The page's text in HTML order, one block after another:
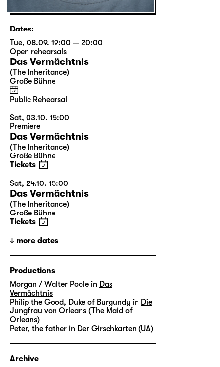
Dates:
Tue, 08.09. 19:00 — 20:00
Open rehearsals
Das Vermächtnis
(The Inheritance)
Große Bühne
Public Rehearsal
Sat, 03.10. 15:00
Premiere
Das Vermächtnis
(The Inheritance)
Große Bühne
Tickets
Sat, 24.10. 15:00
Das Vermächtnis
(The Inheritance)
Große Bühne
Tickets
more dates
Productions
Morgan / Walter Poole in Das
Vermächtnis
Philip the Good, Duke of Burgundy in Die
Jungfrau von Orleans (The Maid of
Orleans)
Peter, the father in Der Girschkarten (UA)
Archive